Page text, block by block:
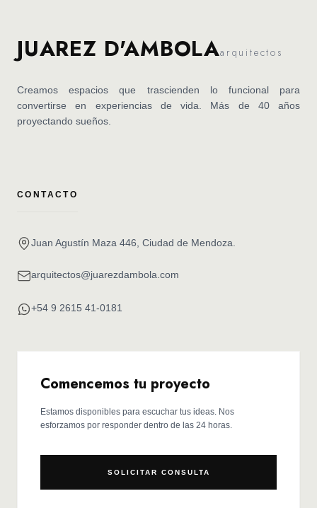
JUAREZ D'AMBOLAarquitectos
Creamos espacios que trascienden lo funcional para
convertirse en experiencias de vida. Más de 40 años
proyectando sueños.
CONTACTO
Juan Agustín Maza 446, Ciudad de Mendoza.
arquitectos@juarezdambola.com
+54 9 2615 41-0181
Comencemos tu proyecto
Estamos disponibles para escuchar tus ideas. Nos
esforzamos por responder dentro de las 24 horas.
SOLICITAR CONSULTA